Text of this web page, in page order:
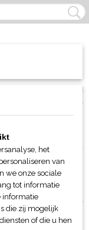
(0)
en accessoires
het
van
we onze sociale
tot informatie
informatie
die zij mogelijk
of die u hen